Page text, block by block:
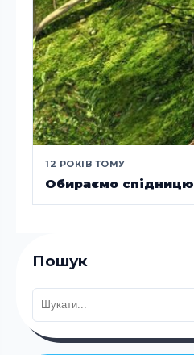
12 РОКІВ ТОМУ
Обираємо спідницю
Пошук